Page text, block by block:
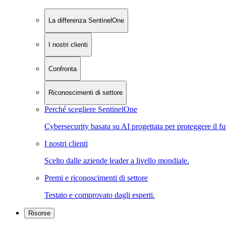
La differenza SentinelOne
I nostri clienti
Confronta
Riconoscimenti di settore
Perché scegliere SentinelOne
Cybersecurity basata su AI progettata per proteggere il
I nostri clienti
Scelto dalle aziende leader a livello mondiale.
Premi e riconoscimenti di settore
Testato e comprovato dagli esperti.
Risorse